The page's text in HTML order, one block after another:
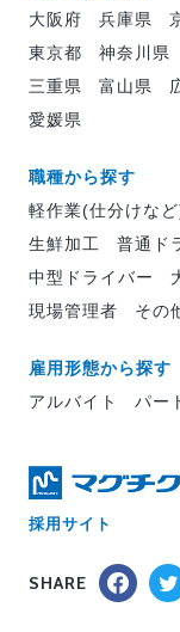
大阪府
兵庫県
東京都
神奈川県
三重県
富山県
愛媛県
職種から探す
軽作業(仕分けな
生鮮加工
普通ド
中型ドライバー
現場管理者
その
雇用形態から探す
アルバイト
パー
採用サイト
SHARE